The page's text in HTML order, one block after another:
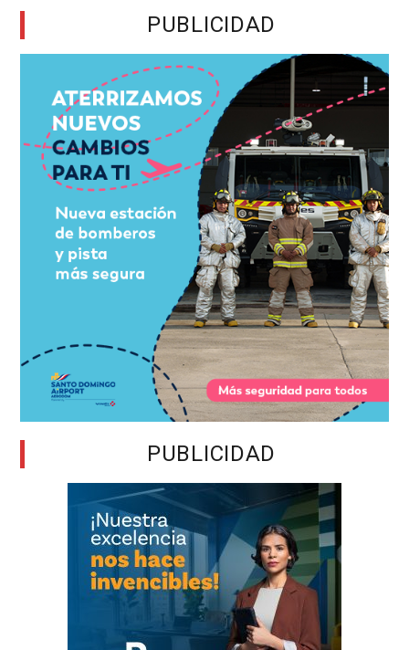
PUBLICIDAD
PUBLICIDAD